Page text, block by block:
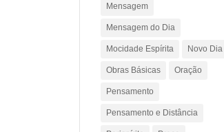
Mensagem
Mensagem do Dia
Mocidade Espírita Novo Dia
Obras Básicas Oração
Pensamento
Pensamento e Distância